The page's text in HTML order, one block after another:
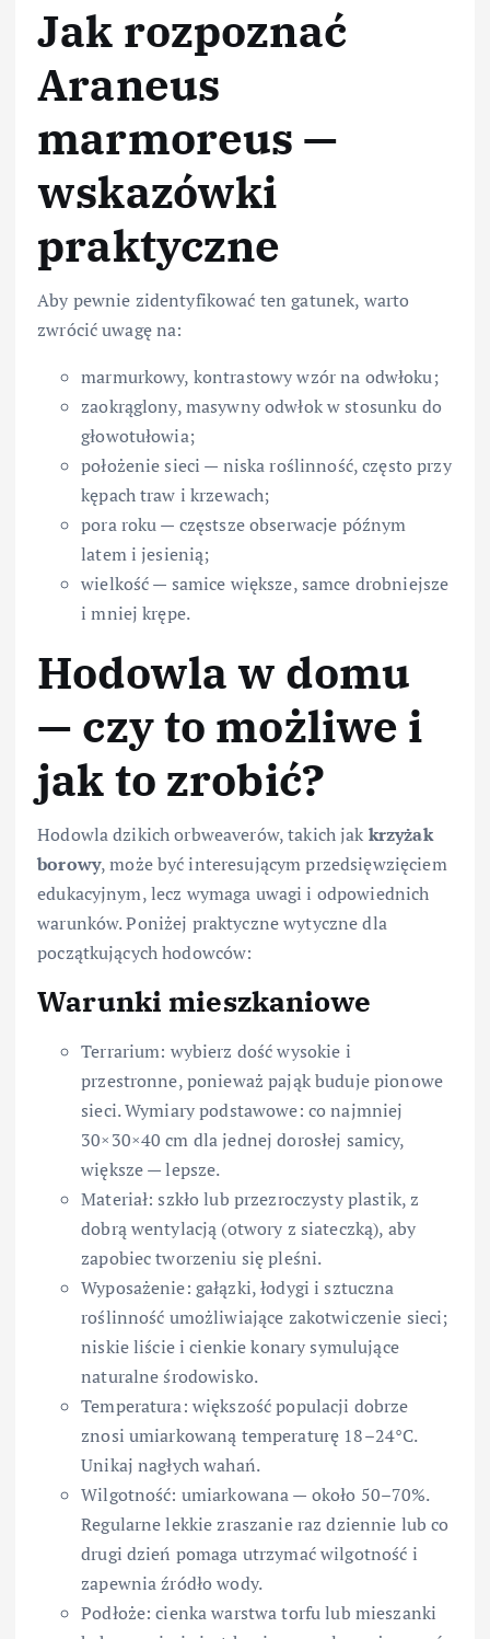
Jak rozpoznać
Araneus
marmoreus —
wskazówki
praktyczne
Aby pewnie zidentyfikować ten gatunek, warto
zwrócić uwagę na:
marmurkowy, kontrastowy wzór na odwłoku;
zaokrąglony, masywny odwłok w stosunku do
głowotułowia;
położenie sieci — niska roślinność, często przy
kępach traw i krzewach;
pora roku — częstsze obserwacje późnym
latem i jesienią;
wielkość — samice większe, samce drobniejsze
i mniej krępe.
Hodowla w domu
— czy to możliwe i
jak to zrobić?
Hodowla dzikich orbweaverów, takich jak krzyżak
borowy, może być interesującym przedsięwzięciem
edukacyjnym, lecz wymaga uwagi i odpowiednich
warunków. Poniżej praktyczne wytyczne dla
początkujących hodowców:
Warunki mieszkaniowe
Terrarium: wybierz dość wysokie i
przestronne, ponieważ pająk buduje pionowe
sieci. Wymiary podstawowe: co najmniej
30×30×40 cm dla jednej dorosłej samicy,
większe — lepsze.
Materiał: szkło lub przezroczysty plastik, z
dobrą wentylacją (otwory z siateczką), aby
zapobiec tworzeniu się pleśni.
Wyposażenie: gałązki, łodygi i sztuczna
roślinność umożliwiające zakotwiczenie sieci;
niskie liście i cienkie konary symulujące
naturalne środowisko.
Temperatura: większość populacji dobrze
znosi umiarkowaną temperaturę 18–24°C.
Unikaj nagłych wahań.
Wilgotność: umiarkowana — około 50–70%.
Regularne lekkie zraszanie raz dziennie lub co
drugi dzień pomaga utrzymać wilgotność i
zapewnia źródło wody.
Podłoże: cienka warstwa torfu lub mieszanki